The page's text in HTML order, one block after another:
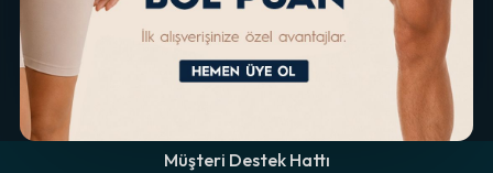
Müşteri Destek Hattı